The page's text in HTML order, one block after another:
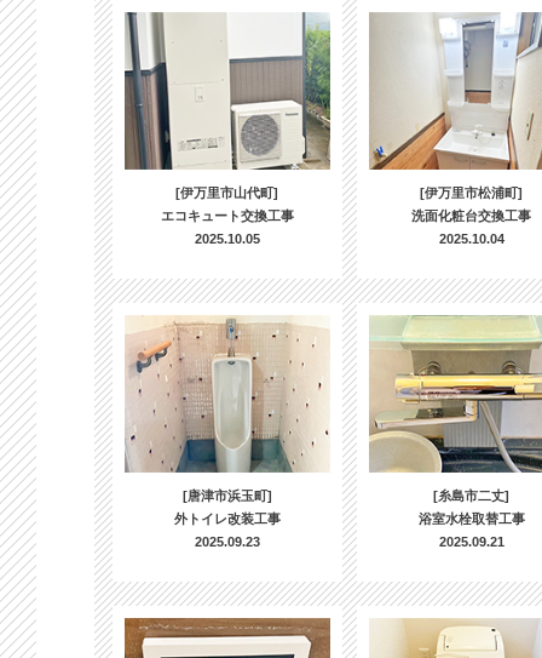
[伊万里市山代町]
エコキュート交換工事
2025.10.05
[伊万里市松浦町]
洗面化粧台交換工事
2025.10.04
[唐津市浜玉町]
外トイレ改装工事
2025.09.23
[糸島市二丈]
浴室水栓取替工事
2025.09.21